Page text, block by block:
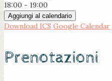
18:00 - 19:00
Aggiungi al calendario
Download ICS Google Calendar
Prenotazioni